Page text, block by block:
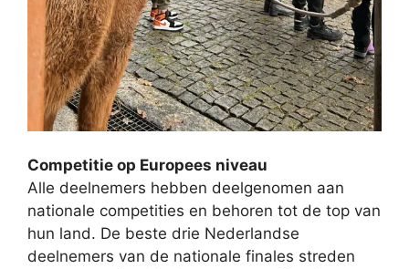
Competitie op Europees niveau
Alle deelnemers hebben deelgenomen aan
nationale competities en behoren tot de top van
hun land. De beste drie Nederlandse
deelnemers van de nationale finales streden